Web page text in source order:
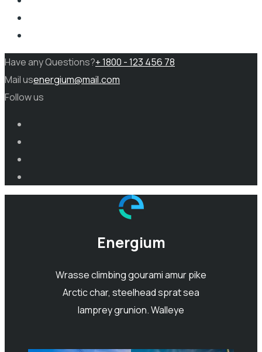
Have any Questions?+ 1800 - 123 456 78
Mail usenergium@mail.com
Follow us
Energium
Wrasse climbing gourami amur pike
Arctic char, steelhead sprat sea
lamprey grunion. Walleye